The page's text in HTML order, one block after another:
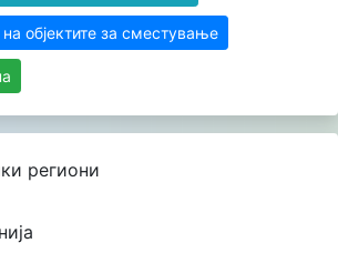
објектите за сместување
региони